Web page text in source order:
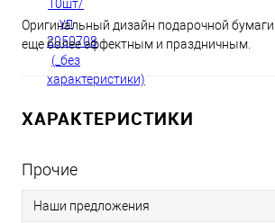
Оригинальный дизайн подарочной
еще более эффектным и праздничным.
ХАРАКТЕРИСТИКИ
Прочие
Наши предложения